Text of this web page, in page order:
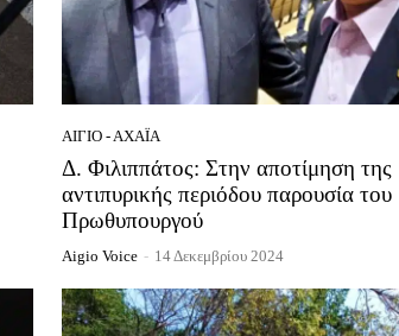
ΑΊΓΙΟ - ΑΧΑΪ́Α
Δ. Φιλιππάτος: Στην αποτίμηση της
αντιπυρικής περιόδου παρουσία του
Πρωθυπουργού
Aigio Voice - 14 Δεκεμβρίου 2024